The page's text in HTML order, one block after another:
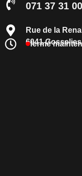
071 37 31 00
Rue de la
6041
fermé